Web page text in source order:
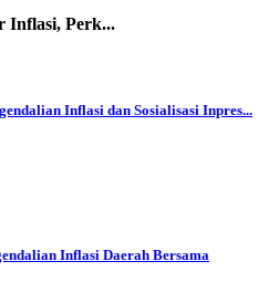
Inflasi, Perk...
Inflasi dan Sosialisasi Inpres...
Inflasi Daerah Bersama